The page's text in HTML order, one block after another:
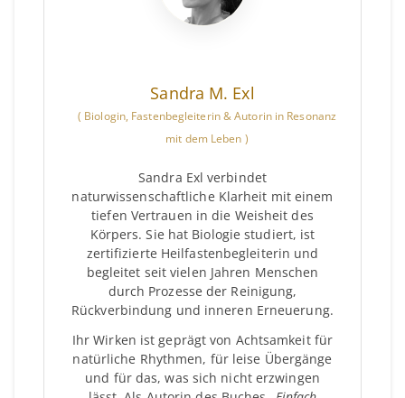
Sandra M. Exl
( Biologin, Fastenbegleiterin & Autorin in Resonanz
mit dem Leben )
Sandra Exl verbindet
naturwissenschaftliche Klarheit mit einem
tiefen Vertrauen in die Weisheit des
Körpers. Sie hat Biologie studiert, ist
zertifizierte Heilfastenbegleiterin und
begleitet seit vielen Jahren Menschen
durch Prozesse der Reinigung,
Rückverbindung und inneren Erneuerung.
Ihr Wirken ist geprägt von Achtsamkeit für
natürliche Rhythmen, für leise Übergänge
und für das, was sich nicht erzwingen